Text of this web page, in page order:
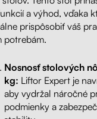
a výhod, vďaka
prispôsobiť váš
potrebám.
Nosnosť stolových
kg: Liftor Expert je
aby vydržal náročné
podmienky a